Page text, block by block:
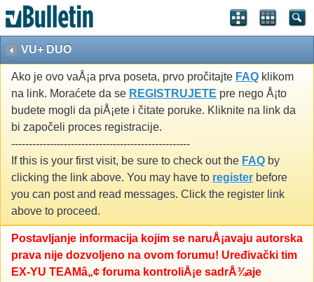
VU+ DUO
Ako je ovo vaÅ¡a prva poseta, prvo pročitajte FAQ klikom
na link. Moraćete da se REGISTRUJETE pre nego Å¡to
budete mogli da piÅ¡ete i čitate poruke. Kliknite na link da
bi započeli proces registracije.
---------------------------------------------------
If this is your first visit, be sure to check out the FAQ by
clicking the link above. You may have to register before
you can post and read messages. Click the register link
above to proceed.
Postavljanje informacija kojim se naruÅ¡avaju autorska
prava nije dozvoljeno na ovom forumu! Uređivački tim
EX-YU TEAMâ„¢ foruma kontroliÅ¡e sadrÅ¾aje